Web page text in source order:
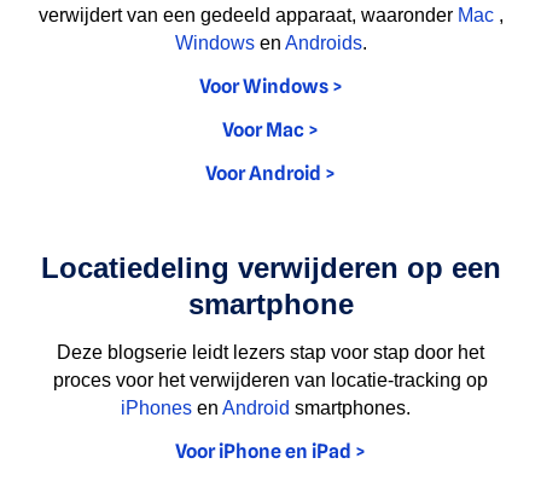
verwijdert van een gedeeld apparaat, waaronder Mac ,
Windows en Androids.
Voor Windows >
Voor Mac >
Voor Android >
Locatiedeling verwijderen op een
smartphone
Deze blogserie leidt lezers stap voor stap door het
proces voor het verwijderen van locatie-tracking op
iPhones en Android smartphones.
Voor iPhone en iPad >